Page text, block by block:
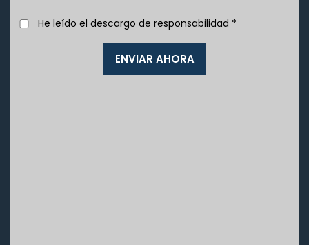
He leído el descargo de responsabilidad *